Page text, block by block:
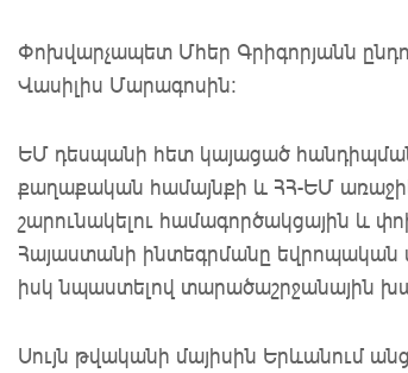
Փոխվարչապետ Մհեր Գրիգորյանն
Վասիլիս Մարագոսին:
ԵՄ դեսպանի հետ կայացած
քաղաքական համայնքի և ՀՀ-ԵՄ
շարունակելու համագործակցային և
Հայաստանի ինտեգրմանը եվրոպական
իսկ նպաստելով տարածաշրջանային
Սույն թվականի մայիսին Երևանում